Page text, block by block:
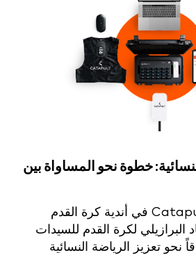
خطوة نحو المساواة بين
يؤكد اعتماد تقنية Catapult في أندية كرة القدم
البرازيلي لكرة القدم للسيدات
نحو تعزيز الرياضة النسائية